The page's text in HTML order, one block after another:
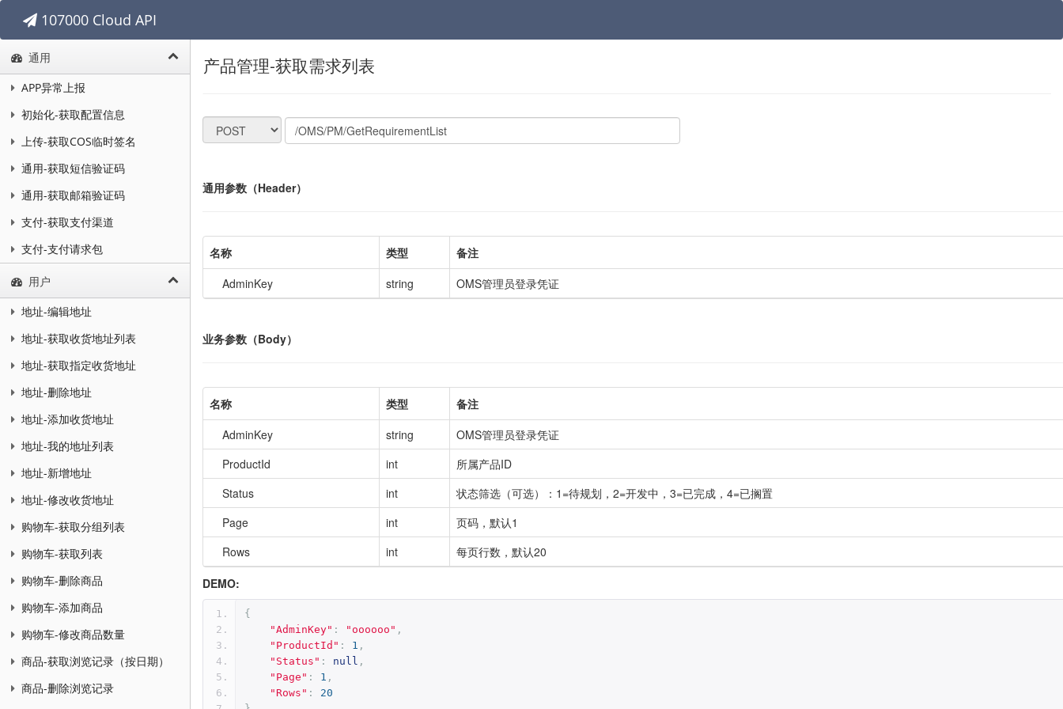
107000 Cloud API
通用
APP异常上报
初始化-获取配置信息
上传-获取COS临时签名
通用-获取短信验证码
通用-获取邮箱验证码
支付-获取支付渠道
支付-支付请求包
用户
地址-编辑地址
地址-获取收货地址列表
地址-获取指定收货地址
地址-删除地址
地址-添加收货地址
地址-我的地址列表
地址-新增地址
地址-修改收货地址
购物车-获取分组列表
购物车-获取列表
购物车-删除商品
购物车-添加商品
购物车-修改商品数量
商品-获取浏览记录（按日期）
商品-删除浏览记录
产品管理-获取需求列表
通用参数（Header）
名称 类型
备注
AdminKey
string OMS管理员登录凭证
业务参数（Body）
名称 类型
备注
AdminKey
string
OMS管理员登录凭证
ProductId
int
所属产品ID
Status
int
状态筛选（可选）：1=待规划，2=开发中，3=已完成，4=已搁置
Page
int
页码，默认1
Rows
int
每页行数，默认20
DEMO:
{
"AdminKey" : "oooooo" ,
"ProductId" : 1 ,
"Status" : null ,
"Page" : 1 ,
"Rows" :
20